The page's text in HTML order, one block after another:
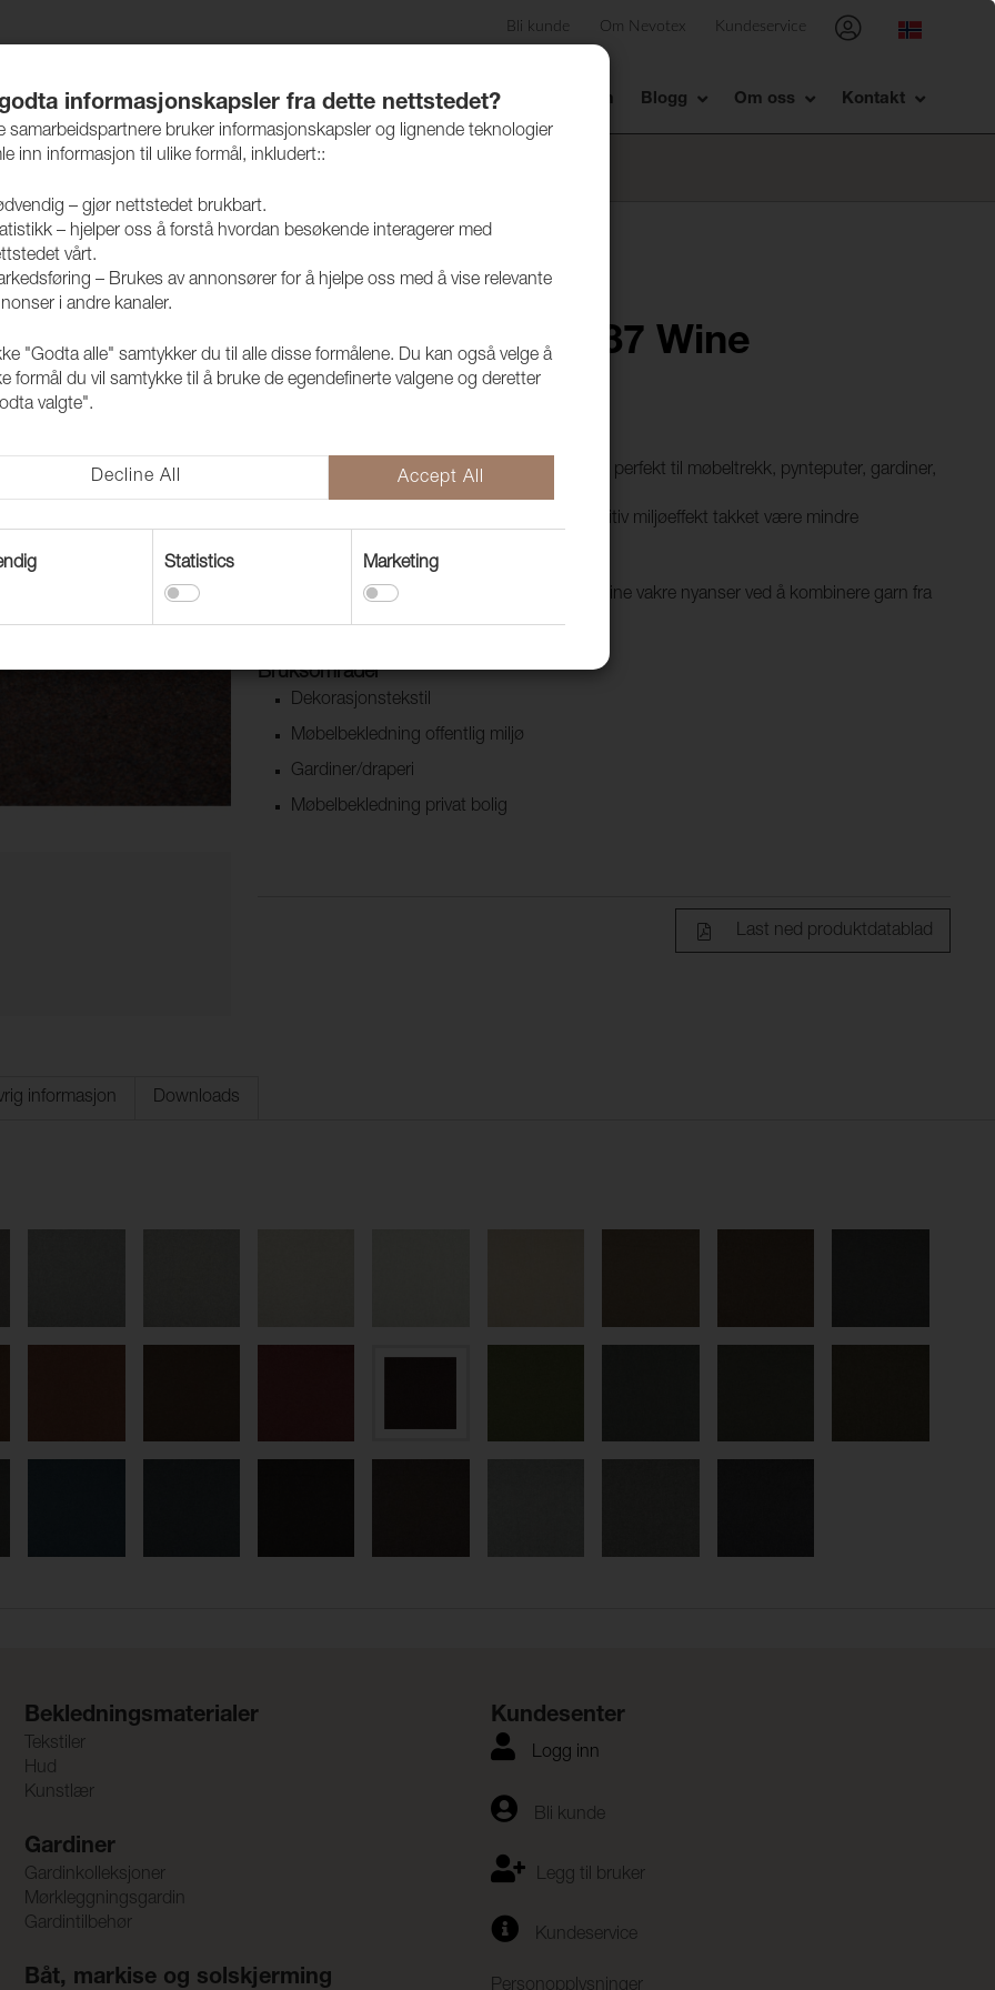
Bli kunde Om Nevotex Kundeservice
Produkter Vedlikehold Bærekraft Case Showrom Blogg Om oss Kontakt
tekstiler
Margrethe 22800037 Wine
melange
Margrethe er et behagelig ulltekstil som passer perfekt til møbeltrekk, pynteputer, gardiner,
interiørdetaljer osv. Lagerføres i 28 farger.
Margrethe er vevd av resirkulert ull som gir positiv miljøeffekt takket være mindre
Tekstilen er ikke farget inn med vann, men får sine vakre nyanser ved å kombinere garn fra
Bruksområder
Dekorasjonstekstil
Møbelbekledning offentlig miljø
Gardiner/draperi
Møbelbekledning privat bolig
Last ned produktdatablad
informasjon Downloads
Bekledningsmaterialer
Tekstiler
Hud
Kunstlær
Gardiner
Gardinkolleksjoner
Mørkleggningsgardin
Gardintilbehør
Båt, markise og solskjerming
Kundesenter
Logg inn
Bli kunde
Legg til bruker
Kundeservice
informasjonskapsler fra dette nettstedet?
samarbeidspartnere bruker informasjonskapsler og lignende teknologier
inn informasjon til ulike formål, inkludert::
– gjør nettstedet brukbart.
– hjelper oss å forstå hvordan besøkende interagerer med
vårt.
– Brukes av annonsører for å hjelpe oss med å vise relevante
i andre kanaler.
"Godta alle" samtykker du til alle disse formålene. Du kan også velge å
formål du vil samtykke til å bruke de egendefinerte valgene og deretter
valgte".
Decline All Accept All
Statistics Marketing